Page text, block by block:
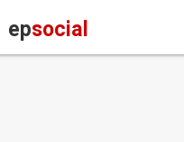
epsocial